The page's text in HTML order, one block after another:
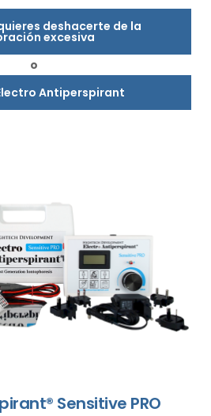
deshacerte de la
excesiva
o
Antiperspirant
Sensitive PRO